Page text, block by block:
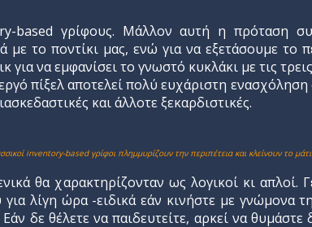
γρίφους. Μάλλον αυτή η πρόταση
με το ποντίκι μας, ενώ για να εξετάσουμε το
να εμφανίσει το γνωστό κυκλάκι με τις
πίξελ αποτελεί πολύ ευχάριστη
και άλλοτε ξεκαρδιστικές.
inventory-based γρίφοι πλημμυρίζουν την περιπέτεια και κλείνουν το
θα χαρακτηρίζονταν ως λογικοί κι απλοί.
λίγη ώρα -ειδικά εάν κινήστε με γνώμονα
δε θέλετε να παιδευτείτε, αρκεί να